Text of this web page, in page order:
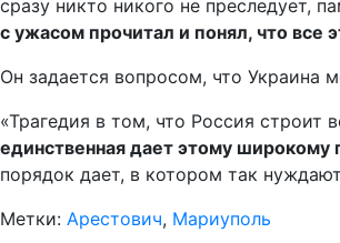
сразу никто никого не преследует,
с ужасом прочитал и понял, что все
Он задается вопросом, что Украина
«Трагедия в том, что Россия
единственная дает этому широкому
порядок дает, в котором так
Метки: Арестович, Мариуполь